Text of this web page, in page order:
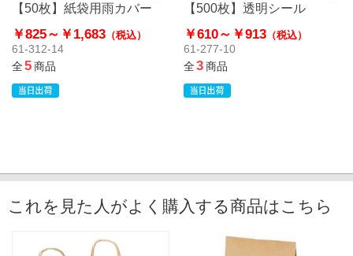
【50枚】紙袋用雨カバー
￥825～ ￥1,683 （税込）
61-312-14
全5商品
【500枚】透明シール
￥610～ ￥913 （税込）
61-277-10
全3商品
これを見た人がよく購入する商品はこちら